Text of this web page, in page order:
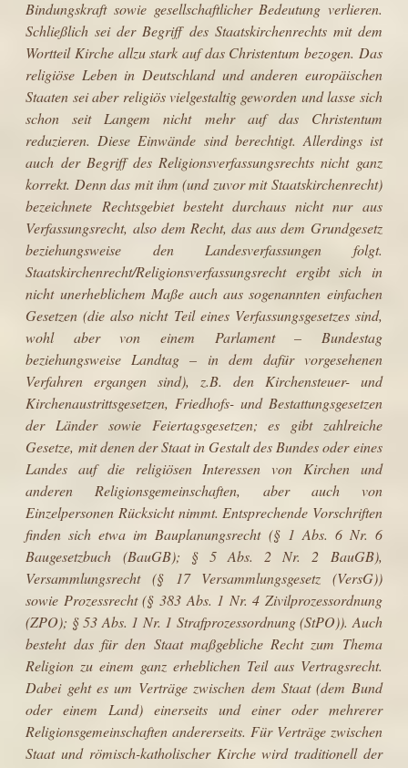
Bindungskraft sowie gesellschaftlicher Bedeutung verlieren.
Schließlich sei der Begriff des Staatskirchenrechts mit dem
Wortteil Kirche allzu stark auf das Christentum bezogen. Das
religiöse Leben in Deutschland und anderen europäischen
Staaten sei aber religiös vielgestaltig geworden und lasse sich
schon seit Langem nicht mehr auf das Christentum
reduzieren. Diese Einwände sind berechtigt. Allerdings ist
auch der Begriff des Religionsverfassungsrechts nicht ganz
korrekt. Denn das mit ihm (und zuvor mit Staatskirchenrecht)
bezeichnete Rechtsgebiet besteht durchaus nicht nur aus
Verfassungsrecht, also dem Recht, das aus dem Grundgesetz
beziehungs­weise den Landesverfassungen folgt.
Staatskirchenrecht/Religionsverfassungs­recht ergibt sich in
nicht unerheblichem Maße auch aus sogenannten einfachen
Gesetzen (die also nicht Teil eines Verfassungsgesetzes sind,
wohl aber von einem Parlament – Bundestag
beziehungsweise Landtag – in dem dafür vor­gesehenen
Verfahren ergangen sind), z.B. den Kirchensteuer- und
Kirchen­austrittsgesetzen, Friedhofs- und Bestattungsgesetzen
der Länder sowie Feier­tagsgesetzen; es gibt zahlreiche
Gesetze, mit denen der Staat in Gestalt des Bundes oder eines
Landes auf die religiösen Interessen von Kirchen und
anderen Religionsgemeinschaften, aber auch von
Einzelpersonen Rücksicht nimmt. Entsprechende Vorschriften
finden sich etwa im Bauplanungsrecht (§ 1 Abs. 6 Nr. 6
Baugesetzbuch (BauGB); § 5 Abs. 2 Nr. 2 BauGB),
Versamm­lungsrecht (§ 17 Versammlungsgesetz (VersG))
sowie Prozessrecht (§ 383 Abs. 1 Nr. 4 Zivilprozessordnung
(ZPO); § 53 Abs. 1 Nr. 1 Strafprozessordnung (StPO)). Auch
besteht das für den Staat maßgebliche Recht zum Thema
Religion zu einem ganz erheblichen Teil aus Vertragsrecht.
Dabei geht es um Verträge zwischen dem Staat (dem Bund
oder einem Land) einerseits und einer oder mehrerer
Religionsgemeinschaften andererseits. Für Verträge zwischen
Staat und römisch-katholischer Kirche wird traditionell der